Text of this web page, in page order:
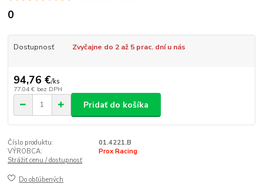
0
Dostupnosť Zvyčajne do 2 až 5 prac. dní u nás
94,76 €/ks
77,04 € bez DPH
Pridať do košíka
Číslo produktu:
01.4221.B
VÝROBCA:
Prox Racing
Strážiť cenu / dostupnosť
Do obľúbených